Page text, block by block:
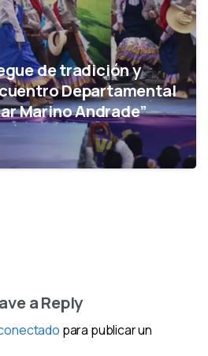
de tradición y
Departamental
Marino Andrade”
a Reply
para publicar un